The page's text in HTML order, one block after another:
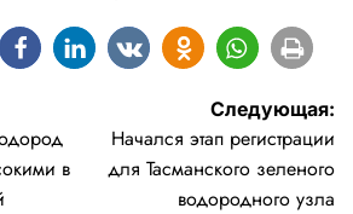
в
Следующая:
Начался этап регистрации
для Тасманского зеленого
водородного узла